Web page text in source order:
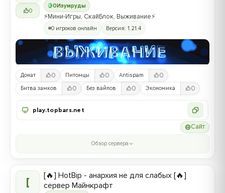
0
0Изумруды
⚡Мини-Игры, СкайБлок, Выживание⚡
0 игроков онлайн Версия: 1.21.4
Донат 0 Питомцы 0 Antispam 0
Битва замков 0 Без вайпов 0 Экономика 0
play.topbars.net
Сайт
Обзор сервера
[
[🔥] HotBip - анархия не для слабых [🔥]
сервер Майнкрафт